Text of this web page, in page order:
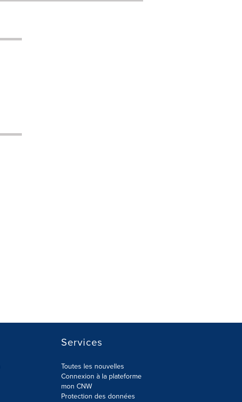
Services
Toutes les nouvelles
Connexion à la plateforme
mon CNW
Protection des données